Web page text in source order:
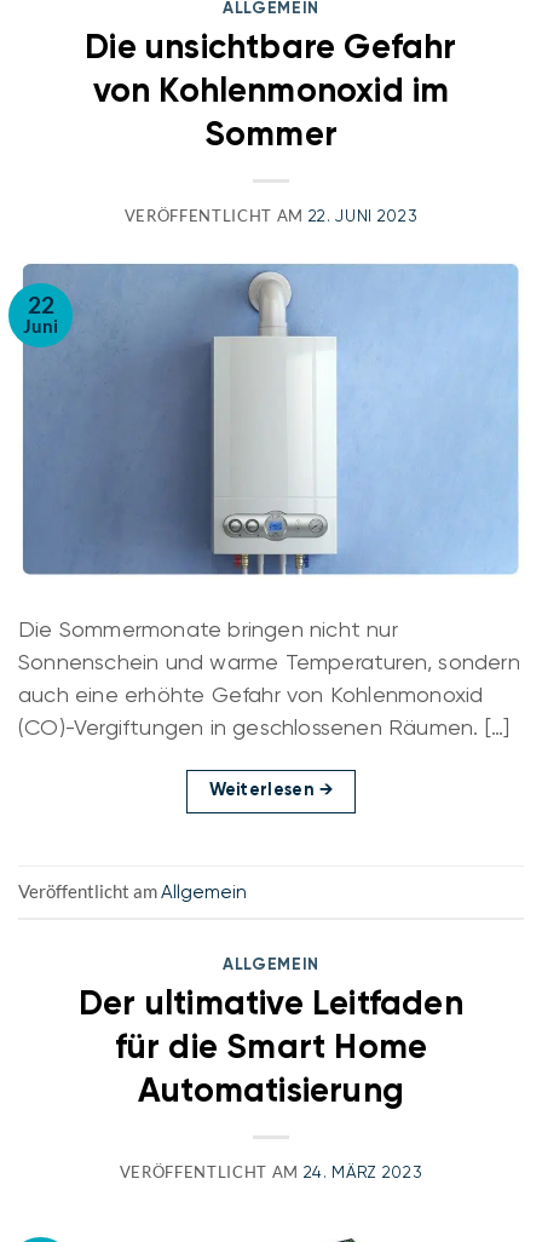
ALLGEMEIN
Die unsichtbare Gefahr
von Kohlenmonoxid im
Sommer
VERÖFFENTLICHT AM 22. JUNI 2023
22
Juni
Die Sommermonate bringen nicht nur
Sonnenschein und warme Temperaturen, sondern
auch eine erhöhte Gefahr von Kohlenmonoxid
(CO)-Vergiftungen in geschlossenen Räumen. […]
Weiterlesen→
Veröffentlicht amAllgemein
ALLGEMEIN
Der ultimative Leitfaden
für die Smart Home
Automatisierung
VERÖFFENTLICHT AM 24. MÄRZ 2023